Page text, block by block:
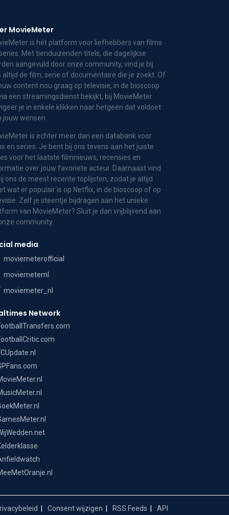
MovieMeter
is hét platform voor liefhebbers van films
Met tienduizenden titels, die dagelijkse
aangevuld door onze community, vind je bij
altijd de film, serie of documentaire die je zoekt. Of
content nou graag op televisie, in de bioscoop
een streamingsdienst bekijkt, bij MovieMeter
je in enkele klikken naar hetgeen dat voldoet
jouw wensen.
is echter meer dan een databank voor
en series. Je bent bij ons tevens aan het juiste
voor het laatste filmnieuws, recensies en
over jouw favoriete acteur. Daarnaast vind
ons de meest recente toplijsten, zodat je altijd
wat er populair is op Netflix, in de bioscoop of op
Zelf je steentje bijdragen aan het unieke
van MovieMeter? Sluit je dan vrijblijvend aan
community.
media
moviemeterofficial
moviemeternl
moviemeter_nl
Network
Consent wijzigen RSS Feeds API